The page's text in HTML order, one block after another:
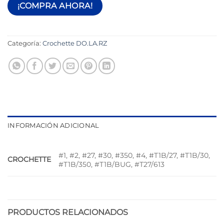
¡COMPRA AHORA!
Categoría: Crochette DO.LA.RZ
INFORMACIÓN ADICIONAL
CROCHETTE
#1, #2, #27, #30, #350, #4, #T1B/27, #T1B/30,
#T1B/350, #T1B/BUG, #T27/613
PRODUCTOS RELACIONADOS